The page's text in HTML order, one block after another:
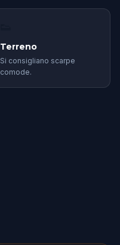
Terreno
Si consigliano scarpe
comode.